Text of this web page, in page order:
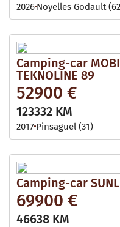
2026 Noyelles Godault
Camping-car
TEKNOLINE 89
52900 €
123332 KM
2017 Pinsaguel (31)
Camping-car
69900 €
46638 KM